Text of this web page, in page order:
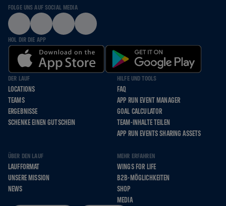
FOLGE UNS AUF SOCIAL MEDIA
HOL DIR DIE APP
DER LAUF
LOCATIONS
TEAMS
ERGEBNISSE
SCHENKE EINEN GUTSCHEIN
HILFE UND TOOLS
FAQ
APP RUN EVENT MANAGER
GOAL CALCULATOR
TEAM-INHALTE TEILEN
APP RUN EVENTS SHARING ASSETS
ÜBER DEN LAUF
LAUFFORMAT
UNSERE MISSION
NEWS
MEHR ERFAHREN
WINGS FOR LIFE
B2B-MÖGLICHKEITEN
SHOP
MEDIA